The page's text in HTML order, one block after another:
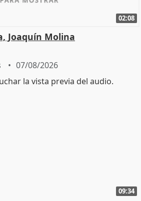
02:08
Joaquín Molina
07/08/2026
09:34